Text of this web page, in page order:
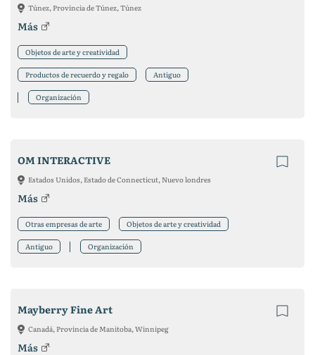
Túnez, Provincia de Túnez, Túnez
Más
Objetos de arte y creatividad
Productos de recuerdo y regalo Antiguo
Organización
OM INTERACTIVE
Estados Unidos, Estado de Connecticut, Nuevo londres
Más
Otras empresas de arte Objetos de arte y creatividad
Antiguo Organización
Mayberry Fine Art
Canadá, Provincia de Manitoba, Winnipeg
Más